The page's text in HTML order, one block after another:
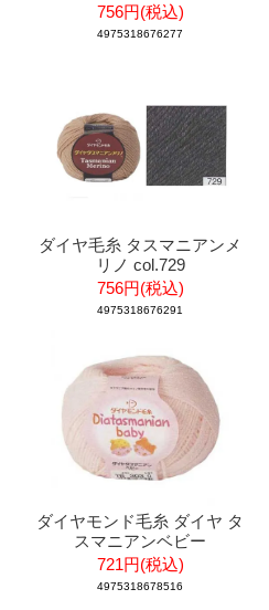
756円(税込)
4975318676277
ダイヤ毛糸 タスマニアンメ
リノ col.729
756円(税込)
4975318676291
ダイヤモンド毛糸 ダイヤ タ
スマニアンベビー
721円(税込)
4975318678516